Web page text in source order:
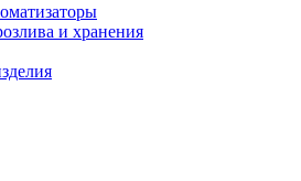
и хранения